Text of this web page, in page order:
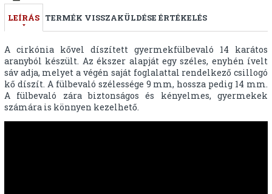
LEÍRÁS TERMÉK VISSZAKÜLDÉSE ÉRTÉKELÉS
A cirkónia kővel díszített gyermekfülbevaló 14 karátos
aranyból készült. Az ékszer alapját egy széles, enyhén ívelt
sáv adja, melyet a végén saját foglalattal rendelkező csillogó
kő díszít. A fülbevaló szélessége 9 mm, hossza pedig 14 mm.
A fülbevaló zára biztonságos és kényelmes, gyermekek
számára is könnyen kezelhető.